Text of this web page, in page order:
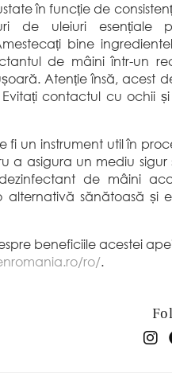
în funcție de
de uleiuri esențiale
bine
de mâini într-un
Atenție însă, acest
contactul cu ochii
un instrument util în
a asigura un mediu
de mâini
alternativă sănătoasă și
beneficiile acestei
ro/.